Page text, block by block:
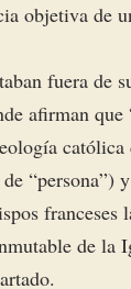
objetiva de
fuera de
afirman que
católica
“persona”)
franceses
de la